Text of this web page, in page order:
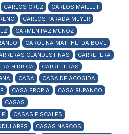
CARLOS CRUZ
CARLOS MAILLET
CARLOS PARADA MEYER
CARMEN PAZ MUÑOZ
CAROLINA MATTHEI DA BOVE
CLANDESTINAS
CARRETERA
HÍDRICA
CARRETERAS
CASA
CASA DE ACOGIDA
CASA PROPIA
CASA RUPANCO
CASAS
CASAS FISCALES
CASAS NARCOS